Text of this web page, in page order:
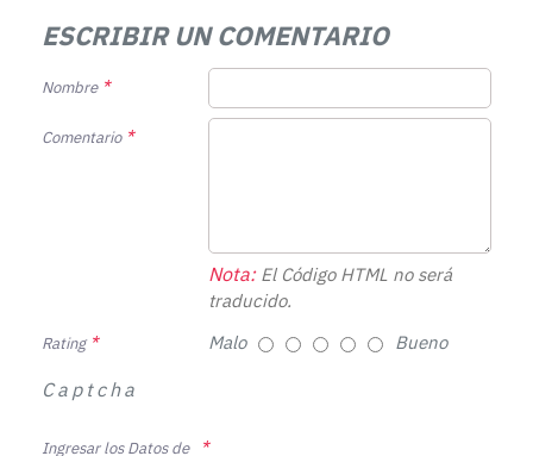
ESCRIBIR UN COMENTARIO
Nombre
Comentario
Nota:El Código HTML no será
traducido.
Rating Malo Bueno
Captcha
Ingresar los Datos de